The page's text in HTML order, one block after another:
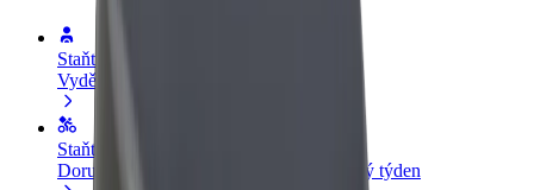
Staňte se řidičem
Vydělávejte podle sebe
Staňte se kurýrem
Doručujte jídlo a dostávejte výplatu každý týden